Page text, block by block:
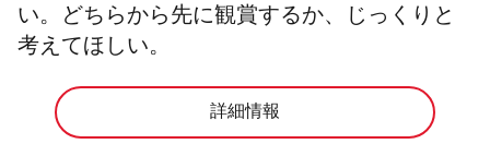
い。どちらから先に観賞するか、じっくりと
考えてほしい。
詳細情報